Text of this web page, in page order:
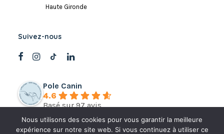
Haute Gironde
Suivez-nous
Pole Canin
4.6
Basé sur 97 avis
Nous utilisons des cookies pour vous garantir la meilleure
expérience sur notre site web. Si vous continuez à utiliser ce